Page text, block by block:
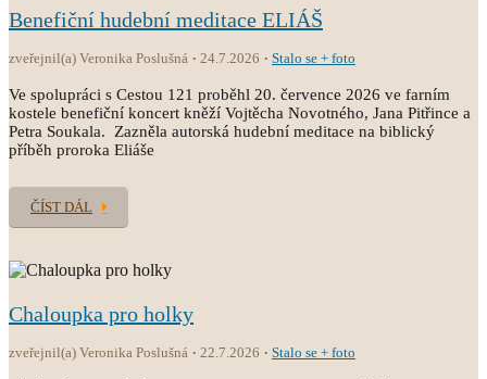
Benefiční hudební meditace ELIÁŠ
zveřejnil(a) Veronika Poslušná 24.7.2026 Stalo se + foto
Ve spolupráci s Cestou 121 proběhl 20. července 2026 ve farním
kostele benefiční koncert kněží Vojtěcha Novotného, Jana Pitřince a
Petra Soukala. Zazněla autorská hudební meditace na biblický
příběh proroka Eliáše
ČÍST DÁL
Chaloupka pro holky
zveřejnil(a) Veronika Poslušná 22.7.2026 Stalo se + foto